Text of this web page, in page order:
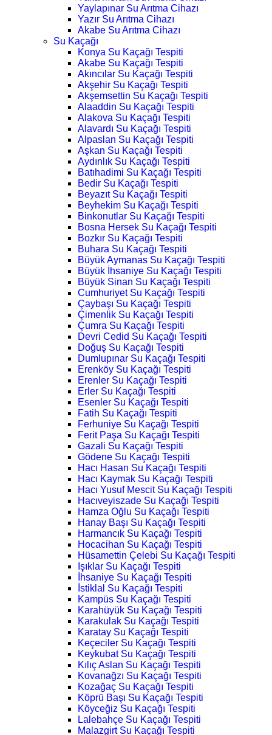
Yaylapınar Su Arıtma Cihazı
Yazır Su Arıtma Cihazı
Akabe Su Arıtma Cihazı
Su Kaçağı
Konya Su Kaçağı Tespiti
Akabe Su Kaçağı Tespiti
Akıncılar Su Kaçağı Tespiti
Akşehir Su Kaçağı Tespiti
Akşemsettin Su Kaçağı Tespiti
Alaaddin Su Kaçağı Tespiti
Alakova Su Kaçağı Tespiti
Alavardı Su Kaçağı Tespiti
Alpaslan Su Kaçağı Tespiti
Aşkan Su Kaçağı Tespiti
Aydınlık Su Kaçağı Tespiti
Batıhadimi Su Kaçağı Tespiti
Bedir Su Kaçağı Tespiti
Beyazıt Su Kaçağı Tespiti
Beyhekim Su Kaçağı Tespiti
Binkonutlar Su Kaçağı Tespiti
Bosna Hersek Su Kaçağı Tespiti
Bozkır Su Kaçağı Tespiti
Buhara Su Kaçağı Tespiti
Büyük Aymanas Su Kaçağı Tespiti
Büyük İhsaniye Su Kaçağı Tespiti
Büyük Sinan Su Kaçağı Tespiti
Cumhuriyet Su Kaçağı Tespiti
Çaybaşı Su Kaçağı Tespiti
Çimenlik Su Kaçağı Tespiti
Çumra Su Kaçağı Tespiti
Devri Cedid Su Kaçağı Tespiti
Doğuş Su Kaçağı Tespiti
Dumlupınar Su Kaçağı Tespiti
Erenköy Su Kaçağı Tespiti
Erenler Su Kaçağı Tespiti
Erler Su Kaçağı Tespiti
Esenler Su Kaçağı Tespiti
Fatih Su Kaçağı Tespiti
Ferhuniye Su Kaçağı Tespiti
Ferit Paşa Su Kaçağı Tespiti
Gazali Su Kaçağı Tespiti
Gödene Su Kaçağı Tespiti
Hacı Hasan Su Kaçağı Tespiti
Hacı Kaymak Su Kaçağı Tespiti
Hacı Yusuf Mescit Su Kaçağı Tespiti
Hacıveyiszade Su Kaçağı Tespiti
Hamza Oğlu Su Kaçağı Tespiti
Hanay Başı Su Kaçağı Tespiti
Harmancık Su Kaçağı Tespiti
Hocacihan Su Kaçağı Tespiti
Hüsamettin Çelebi Su Kaçağı Tespiti
Işıklar Su Kaçağı Tespiti
İhsaniye Su Kaçağı Tespiti
İstiklal Su Kaçağı Tespiti
Kampüs Su Kaçağı Tespiti
Karahüyük Su Kaçağı Tespiti
Karakulak Su Kaçağı Tespiti
Karatay Su Kaçağı Tespiti
Keçeciler Su Kaçağı Tespiti
Keykubat Su Kaçağı Tespiti
Kılıç Aslan Su Kaçağı Tespiti
Kovanağzı Su Kaçağı Tespiti
Kozağaç Su Kaçağı Tespiti
Köprü Başı Su Kaçağı Tespiti
Köyceğiz Su Kaçağı Tespiti
Lalebahçe Su Kaçağı Tespiti
Malazgirt Su Kaçağı Tespiti